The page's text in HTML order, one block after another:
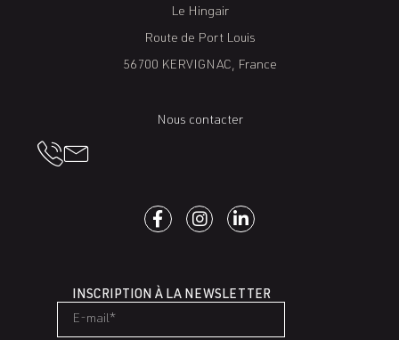
Le Hingair
Route de Port Louis
56700 KERVIGNAC, France
Nous contacter
INSCRIPTION À LA NEWSLETTER